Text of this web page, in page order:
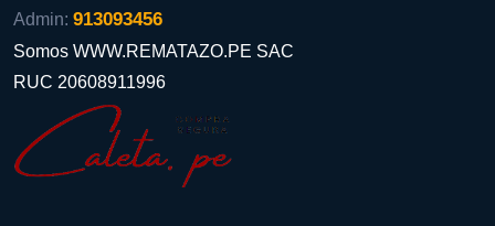
Admin: 913093456
Somos WWW.REMATAZO.PE SAC
RUC 20608911996